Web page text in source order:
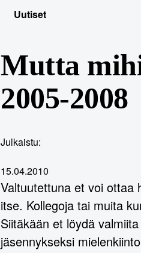
Uutiset
Mutta
2005-2008
Julkaistu:
15.04.2010
Valtuutettuna et voi ottaa
itse. Kollegoja tai muita
Siitäkään et löydä
jäsennykseksi